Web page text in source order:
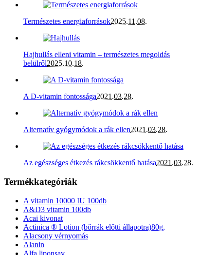
Természetes energiaforrások2025.11.08.
Hajhullás elleni vitamin – természetes megoldás
belülről2025.10.18.
A D-vitamin fontossága2021.03.28.
Alternatív gyógymódok a rák ellen2021.03.28.
Az egészséges étkezés rákcsökkentő hatása2021.03.28.
Termékkategóriák
A vitamin 10000 IU 100db
A&D3 vitamin 100db
Acai kivonat
Actinica ® Lotion (bőrrák előtti állapotra)80g,
Alacsony vérnyomás
Alanin
Alfa liponsav